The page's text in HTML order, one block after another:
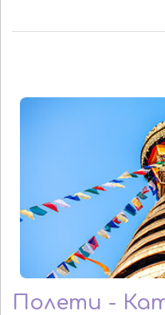
Полети -